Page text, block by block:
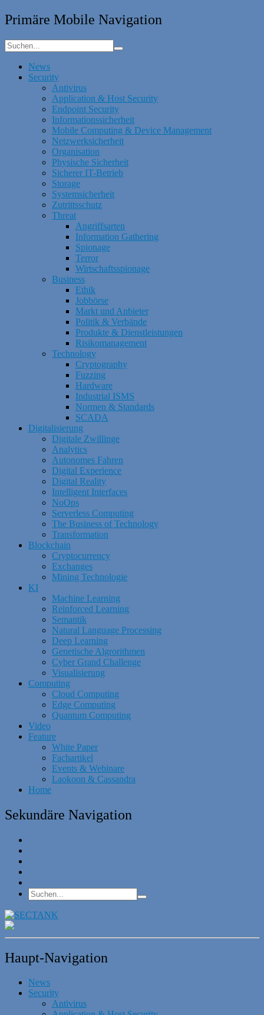
Primäre Mobile Navigation
News
Security
Antivirus
Application & Host Security
Endpoint Security
Informationssicherheit
Mobile Computing & Device Management
Netzwerksicherheit
Organisation
Physische Sicherheit
Sicherer IT-Betrieb
Storage
Systemsicherheit
Zutrittsschutz
Threat
Angriffsarten
Information Gathering
Spionage
Terror
Wirtschaftsspionage
Business
Ethik
Jobbörse
Markt und Anbieter
Politik & Verbände
Produkte & Dienstleistungen
Risikomanagement
Technology
Cryptography
Fuzzing
Hardware
Industrial ISMS
Normen & Standards
SCADA
Digitalisierung
Digitale Zwillinge
Analytics
Autonomes Fahren
Digital Experience
Digital Reality
Intelligent Interfaces
NoOps
Serverless Computing
The Business of Technology
Transformation
Blockchain
Cryptocurrency
Exchanges
Mining Technologie
KI
Machine Learning
Reinforced Learning
Semantik
Natural Language Processing
Deep Learning
Genetische Algrorithmen
Cyber Grand Challenge
Visualisierung
Computing
Cloud Computing
Edge Computing
Quantum Computing
Video
Feature
White Paper
Fachartikel
Events & Webinare
Laokoon & Cassandra
Home
Sekundäre Navigation
Haupt-Navigation
News
Security
Antivirus